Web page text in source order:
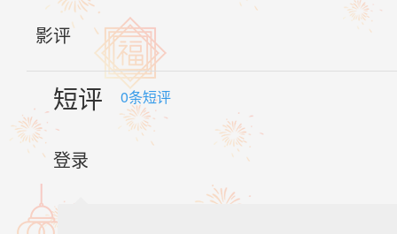
影评
短评 0条短评
登录